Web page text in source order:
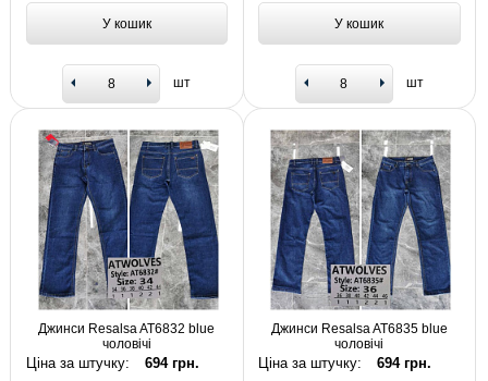
У кошик
шт
У кошик
шт
Джинси Resalsa AT6832 blue
чоловічі
Ціна за штучку: 694 грн.
Джинси Resalsa AT6835 blue
чоловічі
Ціна за штучку: 694 грн.